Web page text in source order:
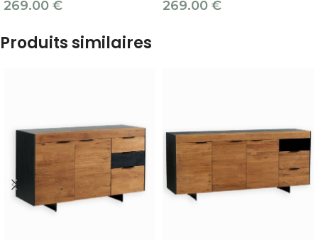
269.00 € 269.00 €
Produits similaires